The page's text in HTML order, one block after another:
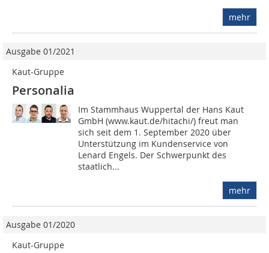
mehr
Ausgabe 01/2021
Kaut-Gruppe
Personalia
Im Stammhaus Wuppertal der Hans Kaut
GmbH (www.kaut.de/hitachi/) freut man
sich seit dem 1. September 2020 über
Unterstützung im Kundenservice von
Lenard Engels. Der Schwerpunkt des
staatlich...
mehr
Ausgabe 01/2020
Kaut-Gruppe